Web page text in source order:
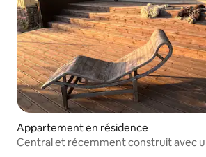
Appartement en résidence
Central et récemment construit avec